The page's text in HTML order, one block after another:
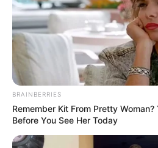
BRAINBERRIES
Remember Kit From Pretty
Before You See Her Today